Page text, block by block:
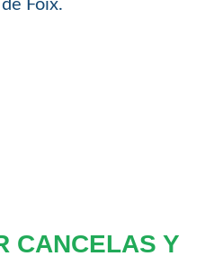
Foix.
CANCELAS Y